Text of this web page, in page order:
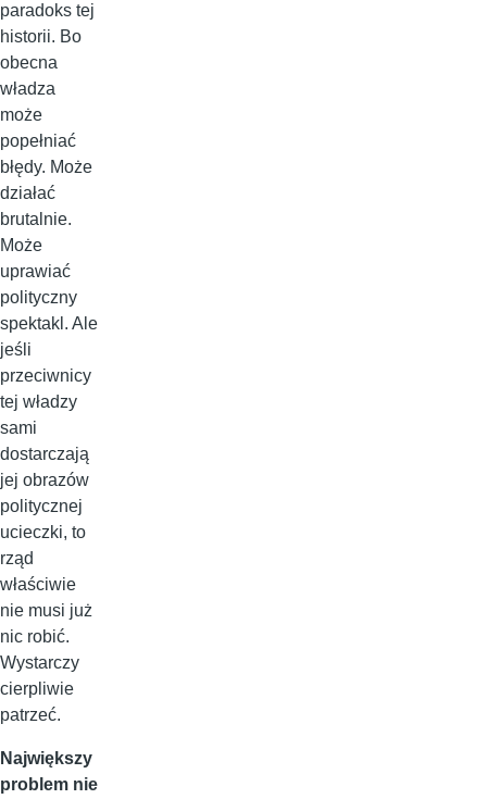
paradoks tej
historii. Bo
obecna
władza
może
popełniać
błędy. Może
działać
brutalnie.
Może
uprawiać
polityczny
spektakl. Ale
jeśli
przeciwnicy
tej władzy
sami
dostarczają
jej obrazów
politycznej
ucieczki, to
rząd
właściwie
nie musi już
nic robić.
Wystarczy
cierpliwie
patrzeć.
Największy
problem nie